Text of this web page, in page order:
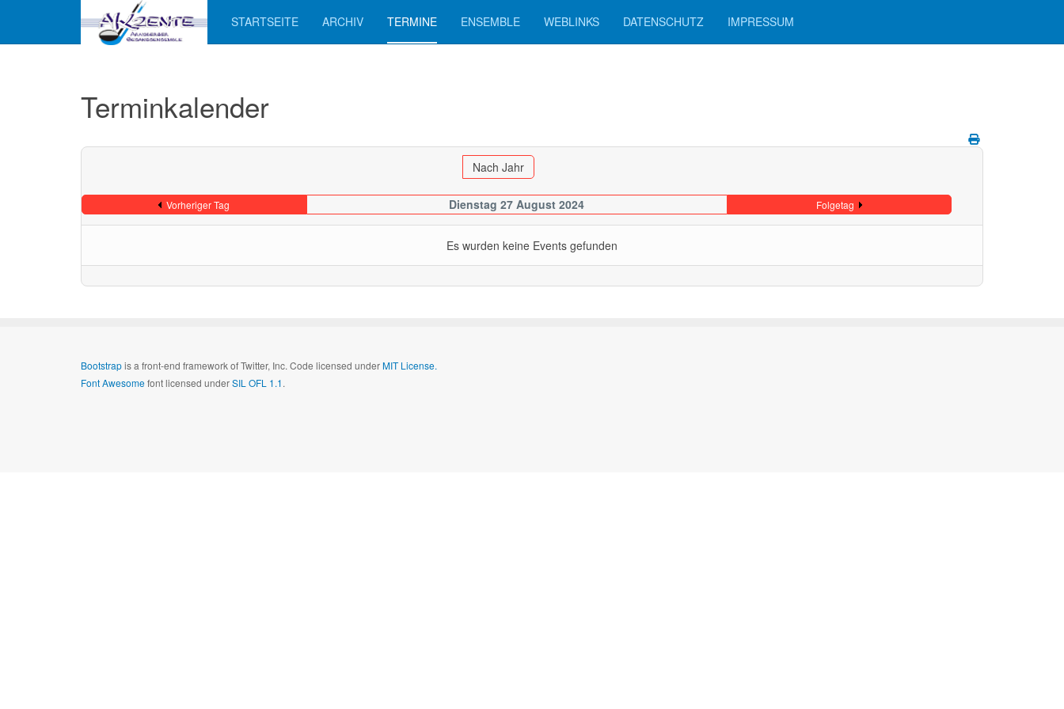
STARTSEITE ARCHIV TERMINE ENSEMBLE WEBLINKS DATENSCHUTZ IMPRESSUM
Terminkalender
Nach Jahr
Vorheriger Tag Dienstag 27 August 2024 Folgetag
Es wurden keine Events gefunden
Bootstrapis a front-end framework of Twitter, Inc. Code licensed underMIT License.
Font Awesomefont licensed underSIL OFL 1.1.